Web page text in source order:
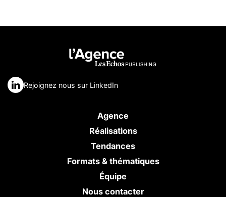
Rejoignez nous sur LinkedIn
Agence
Réalisations
Tendances
Formats & thématiques
Équipe
Nous contacter